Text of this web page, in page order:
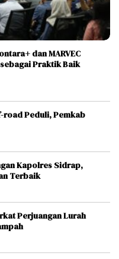
dan MARVEC
Praktik Baik
road Peduli, Pemkab
Kapolres Sidrap,
Terbaik
Perjuangan Lurah